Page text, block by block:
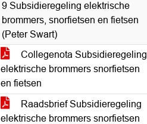
9 Subsidieregeling elektrische
brommers, snorfietsen en fietsen
(Peter Swart)
Collegenota Subsidieregeling
elektrische brommers snorfietsen
en fietsen
Raadsbrief Subsidieregeling
elektrische brommers snorfietsen